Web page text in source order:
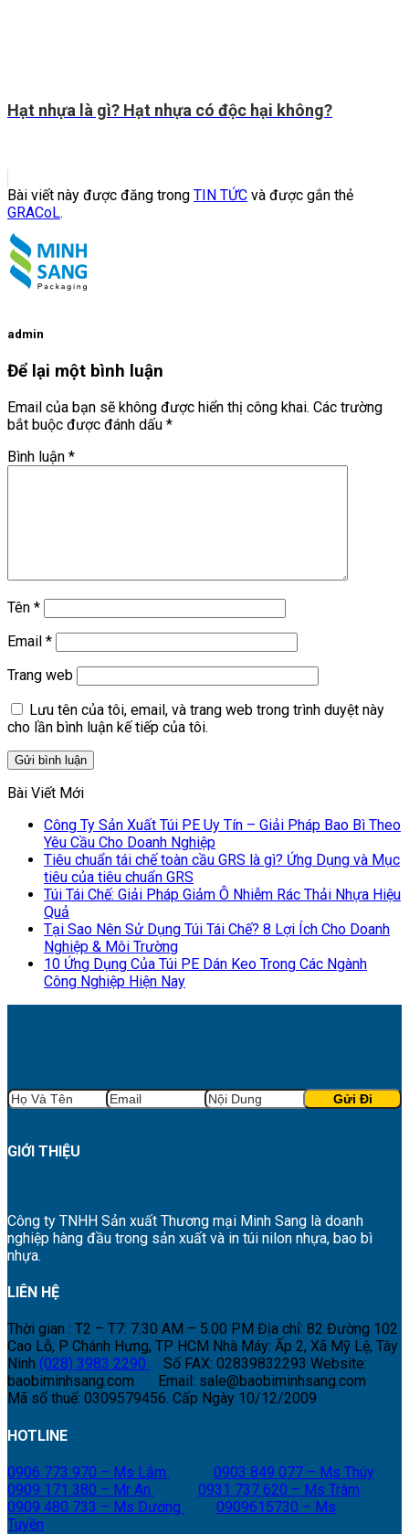
Hạt nhựa là gì? Hạt nhựa có độc hại không?
Bài viết này được đăng trong TIN TỨC và được gắn thẻ
GRACoL.
admin
Để lại một bình luận
Email của bạn sẽ không được hiển thị công khai. Các trường
bắt buộc được đánh dấu *
Bình luận *
Tên *
Email *
Trang web
Lưu tên của tôi, email, và trang web trong trình duyệt này
cho lần bình luận kế tiếp của tôi.
Bài Viết Mới
Công Ty Sản Xuất Túi PE Uy Tín – Giải Pháp Bao Bì Theo
Yêu Cầu Cho Doanh Nghiệp
Tiêu chuẩn tái chế toàn cầu GRS là gì? Ứng Dụng và Mục
tiêu của tiêu chuẩn GRS
Túi Tái Chế: Giải Pháp Giảm Ô Nhiễm Rác Thải Nhựa Hiệu
Quả
Tại Sao Nên Sử Dụng Túi Tái Chế? 8 Lợi Ích Cho Doanh
Nghiệp & Môi Trường
10 Ứng Dụng Của Túi PE Dán Keo Trong Các Ngành
Công Nghiệp Hiện Nay
GIỚI THIỆU
Công ty TNHH Sản xuất Thương mại Minh Sang là doanh
nghiệp hàng đầu trong sản xuất và in túi nilon nhựa, bao bì
nhựa.
LIÊN HỆ
Thời gian : T2 – T7: 7.30 AM – 5.00 PM Địa chỉ: 82 Đường 102
Cao Lỗ, P Chánh Hưng, TP HCM Nhà Máy: Ấp 2, Xã Mỹ Lệ, Tây
Ninh (028) 3983 2290 Số FAX: 02839832293 Website:
baobiminhsang.com
Email: sale@baobiminhsang.com
Mã số thuế: 0309579456. Cấp Ngày 10/12/2009
HOTLINE
0906 773 970 – Ms Lắm
0903 849 077 – Ms Thúy
0909 171 380 – Mr An
0931 737 620 – Ms Trâm
0909 480 733 – Ms Dương
0909615730 – Ms
Tuyền